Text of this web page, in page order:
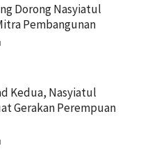
Dorong Nasyiatul
Pembangunan
Kedua, Nasyiatul
Gerakan Perempuan